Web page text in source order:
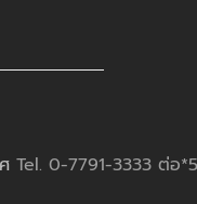
Tel. 0-7791-3333 ต่อ